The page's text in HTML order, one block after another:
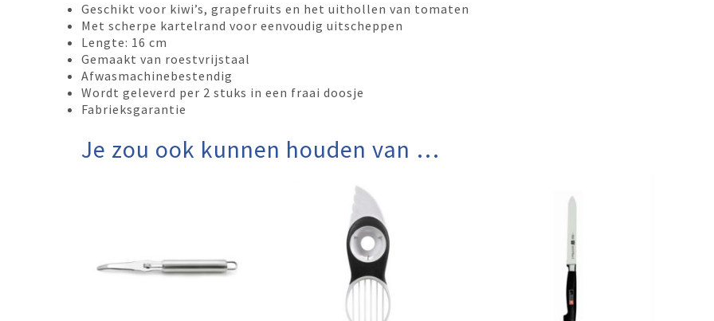
Geschikt voor kiwi’s, grapefruits en het uithollen van tomaten
Met scherpe kartelrand voor eenvoudig uitscheppen
Lengte: 16 cm
Gemaakt van roestvrijstaal
Afwasmachinebestendig
Wordt geleverd per 2 stuks in een fraai doosje
Fabrieksgarantie
Je zou ook kunnen houden van …